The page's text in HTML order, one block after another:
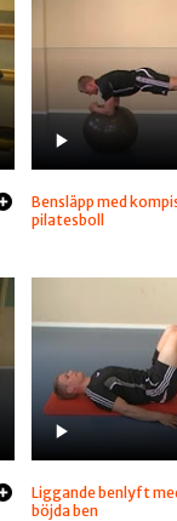
Bensläpp med
pilatesboll
Liggande benlyft
böjda ben